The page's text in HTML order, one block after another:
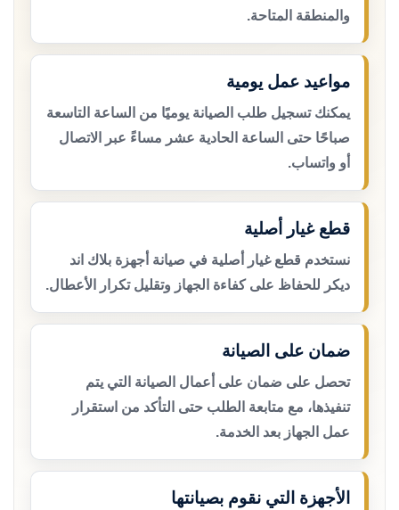
والمنطقة المتاحة.
مواعيد عمل يومية
يمكنك تسجيل طلب الصيانة يوميًا من الساعة التاسعة
صباحًا حتى الساعة الحادية عشر مساءً عبر الاتصال
أو واتساب.
قطع غيار أصلية
نستخدم قطع غيار أصلية في صيانة أجهزة بلاك اند
ديكر للحفاظ على كفاءة الجهاز وتقليل تكرار الأعطال.
ضمان على الصيانة
تحصل على ضمان على أعمال الصيانة التي يتم
تنفيذها، مع متابعة الطلب حتى التأكد من استقرار
عمل الجهاز بعد الخدمة.
الأجهزة التي نقوم بصيانتها